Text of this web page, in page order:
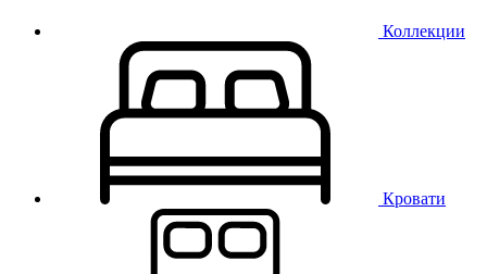
Коллекции
Кровати